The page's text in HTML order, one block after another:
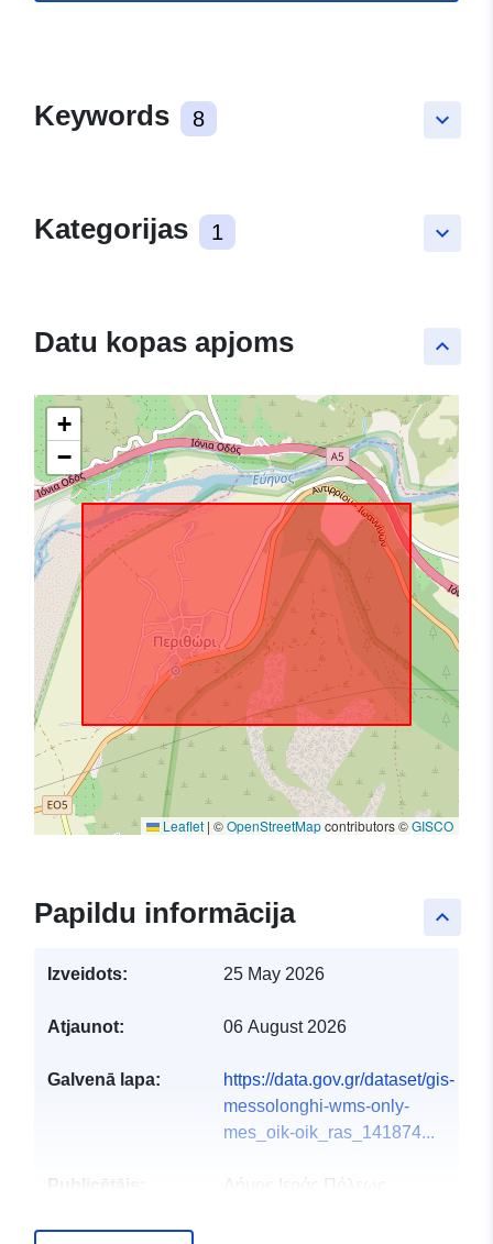
keyboard_arrow_down
Keywords 8
keyboard_arrow_down
Kategorijas 1
keyboard_arrow_up
Datu kopas apjoms
+
−
Leaflet | ©OpenStreetMapcontributors ©GISCO
keyboard_arrow_up
Papildu informācija
Izveidots: 25 May 2026
Atjaunot: 06 August 2026
Galvenā lapa:
https://data.gov.gr/dataset/gis-
messolonghi-wms-only-
mes_oik-oik_ras_141874...
Publicētājs:
Δήμος Ιεράς Πόλεως